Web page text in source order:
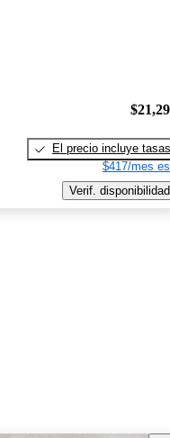
El precio incluye tasas
$417/mes
Verif. disponibilidad